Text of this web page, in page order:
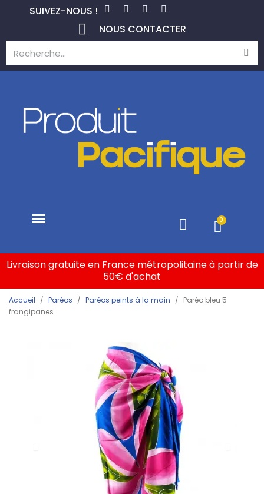
SUIVEZ-NOUS !
NOUS CONTACTER
Livraison gratuite en France métropolitaine à partir de
50€ d'achat
Accueil Paréos Paréos peints à la main
Paréo bleu 5
frangipanes